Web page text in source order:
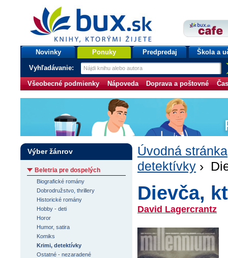
bux.sk
knihy, ktorými žijete
Úvodná stránka
Novinky Ponuky Predpredaj Škola a
Vyhľadávanie:
Všeobecné podmienky Nápoveda Doprava a poštovné
Úvodná stránka
detektívky ›
Dievča,
David Lagercrantz
Výber žánrov
Beletria pre dospelých
Biografické romány
Dobrodružstvo, thrillery
Historické romány
Hobby - deti
Horor
Humor, satira
Komiks
Krimi, detektívky
Ostatné - nezaradené